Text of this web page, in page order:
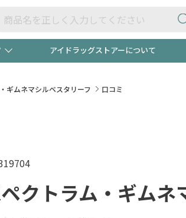
品
イント2倍600円分プレ
トレスを完全リセッ
アイドラッグストアーについて
ギムネマシルベスタリーフ 口コミ
クトラム・ギムネ